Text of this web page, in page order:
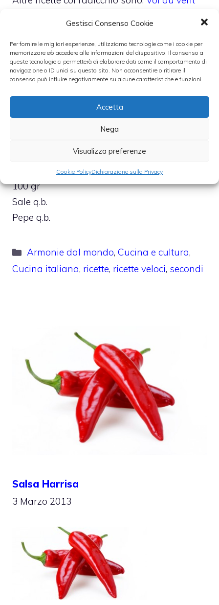
Gestisci Consenso Cookie
Per fornire le migliori esperienze, utilizziamo tecnologie come i cookie per
memorizzare e/o accedere alle informazioni del dispositivo. Il consenso a
queste tecnologie ci permetterà di elaborare dati come il comportamento di
navigazione o ID unici su questo sito. Non acconsentire o ritirare il
consenso può influire negativamente su alcune caratteristiche e funzioni.
Accetta
Nega
Visualizza preferenze
Cookie PolicyDichiarazione sulla Privacy
INGREDIENTI(x 8 crespelle)
150 gr di farina 00
150 gr di gorgonzola
100 gr di parmigiano reggiano grattugiato
100 gr
Sale q.b.
Pepe q.b.
Categorie
Armonie dal mondo,Cucina e cultura,
Cucina italiana, ricette, ricette veloci, secondi
Salsa Harrisa
3 Marzo 2013